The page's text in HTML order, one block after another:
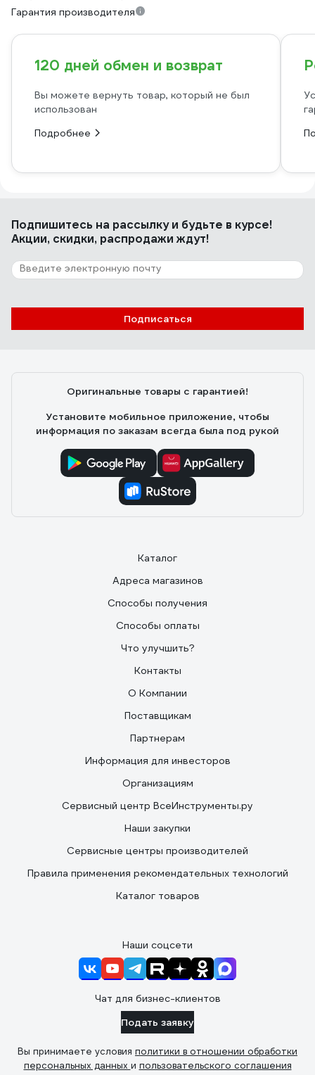
Гарантия производителя
120 дней обмен и возврат
Вы можете вернуть товар, который не был
использован
Подробнее
Подпишитесь на рассылкуи будьте в курсе!
Акции, скидки, распродажи ждут!
Подписаться
Оригинальные товары с гарантией!
Установите мобильное приложение, чтобы
информация по заказам всегда была под рукой
Каталог
Адреса магазинов
Способы получения
Способы оплаты
Что улучшить?
Контакты
О Компании
Поставщикам
Партнерам
Информация для инвесторов
Организациям
Сервисный центр ВсеИнструменты.ру
Наши закупки
Сервисные центры производителей
Правила применения рекомендательных технологий
Каталог товаров
Наши соцсети
Чат для бизнес-клиентов
Подать заявку
Вы принимаете условия политики в отношении обработки
персональных данных и пользовательского соглашения